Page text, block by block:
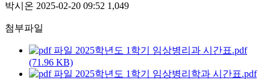
박시온 2025-02-20 09:52 1,049
첨부파일
2025학년도 1학기 임상병리과 시간표.pdf
(71.96 KB)
2025학년도 1학기 임상병리학과 시간표.pdf